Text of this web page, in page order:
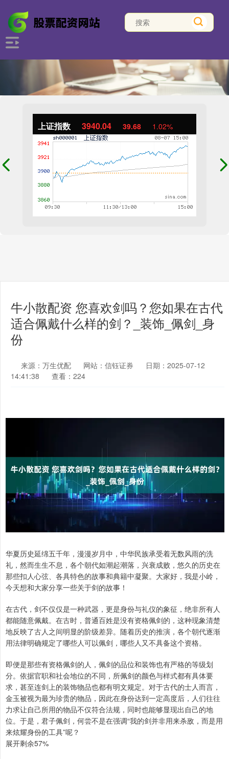
上证指数 3940.04 39.68 1.02%
牛小散配资 您喜欢剑吗？您如果在古代
适合佩戴什么样的剑？_装饰_佩剑_身
份
来源：万生优配 网站：信钰证券
日期：2025-07-12
14:41:38
查看：224
华夏历史延绵五千年，漫漫岁月中，中华民族承受着无数风雨的洗
礼，然而生生不息，各个朝代如潮起潮落，兴衰成败，悠久的历史在
那些扣人心弦、各具特色的故事和典籍中凝聚。大家好，我是小岭，
今天想和大家分享一些关于剑的故事！
在古代，剑不仅仅是一种武器，更是身份与礼仪的象征，绝非所有人
都能随意佩戴。在古时，普通百姓是没有资格佩剑的，这种现象清楚
地反映了古人之间明显的阶级差异。随着历史的推演，各个朝代逐渐
用法律明确规定了哪些人可以佩剑，哪些人又不具备这个资格。
即便是那些有资格佩剑的人，佩剑的品位和装饰也有严格的等级划
分。依据官职和社会地位的不同，所佩剑的颜色与样式都有具体要
求，甚至连剑上的装饰物品也都有明文规定。对于古代的士人而言，
金玉被视为最为珍贵的物品，因此在身份达到一定高度后，人们往往
力求让自己所用的物品不仅符合法规，同时也能够显现出自己的地
位。于是，君子佩剑，何尝不是在强调“我的剑并非用来杀敌，而是用
来炫耀身份的工具”呢？
展开剩余57%